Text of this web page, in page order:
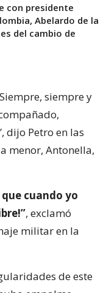
con presidente
Abelardo de la
del cambio de
siempre y
dijo Petro en las
menor, Antonella,
cuando yo
, exclamó
militar en la
de este